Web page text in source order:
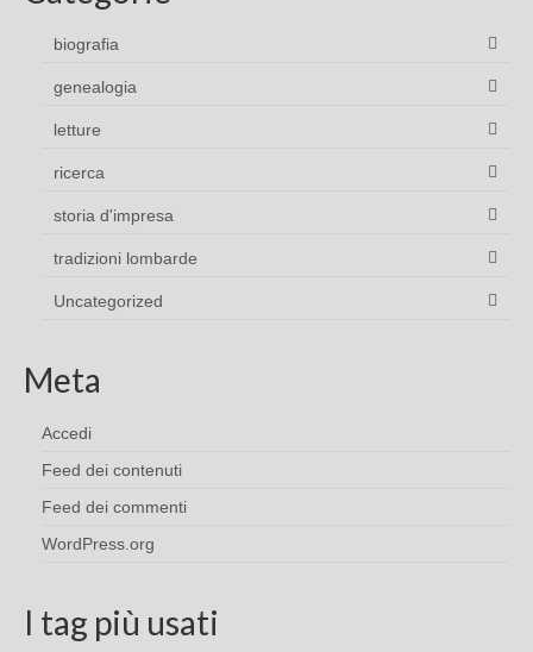
biografia
genealogia
letture
ricerca
storia d'impresa
tradizioni lombarde
Uncategorized
Meta
Accedi
Feed dei contenuti
Feed dei commenti
WordPress.org
I tag più usati